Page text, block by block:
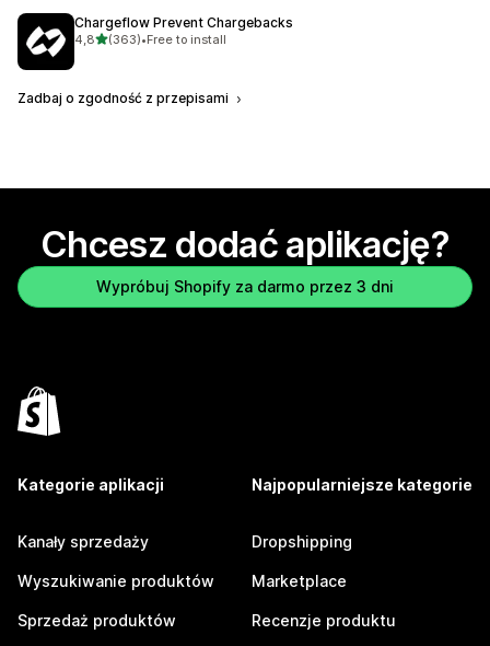
Chargeflow Prevent Chargebacks
4,8na 5 gwiazdek
(363)
Łączna liczba recenzji: 363
•Free to install
Zadbaj o zgodność z przepisami
Chcesz dodać aplikację?
Wypróbuj Shopify za darmo przez 3 dni
Kategorie aplikacji
Kanały sprzedaży
Wyszukiwanie produktów
Sprzedaż produktów
Najpopularniejsze kategorie
Dropshipping
Marketplace
Recenzje produktu